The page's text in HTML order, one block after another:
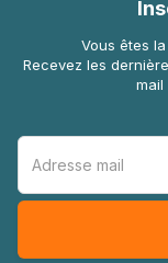
Vous êtes
Recevez les